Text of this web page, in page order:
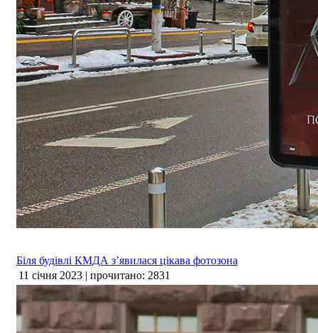
Біля будівлі КМДА з’явилася цікава фотозона
11 січня 2023 | прочитано: 2831